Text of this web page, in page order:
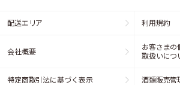
配送エリア 利用規約
会社概要
お客さまの
取扱いにつ
特定商取引法に基づく表示 酒類販売管